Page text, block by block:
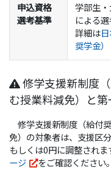
申込資格
選考基準
学部生
による
詳細は
奨学金）
修学支援新制度
む授業料減免）と
修学支援新制度（給付
免）の対象者は、支援区
もしくは0円に調整されま
ージ
をご確認ください。